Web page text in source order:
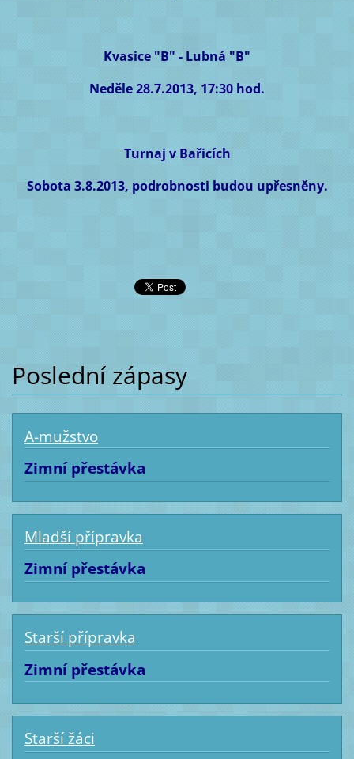
Kvasice "B" - Lubná "B"
Neděle 28.7.2013, 17:30 hod.
Turnaj v Bařicích
Sobota 3.8.2013, podrobnosti budou upřesněny.
Poslední zápasy
A-mužstvo
Zimní přestávka
Mladší přípravka
Zimní přestávka
Starší přípravka
Zimní přestávka
Starší žáci